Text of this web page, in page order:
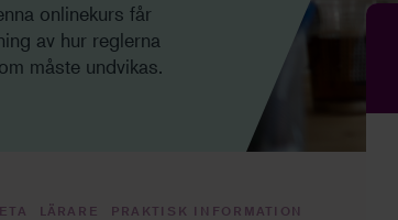
onlinekurs får
av hur reglerna
måste undvikas.
LÄRARE PRAKTISK INFORMATION